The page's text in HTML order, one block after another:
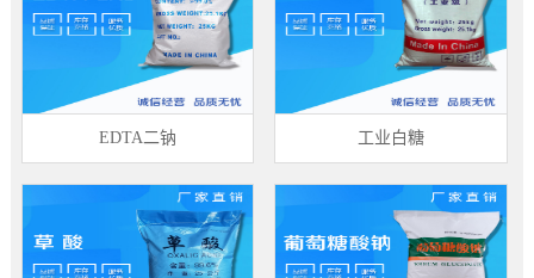
EDTA二钠 工业白糖